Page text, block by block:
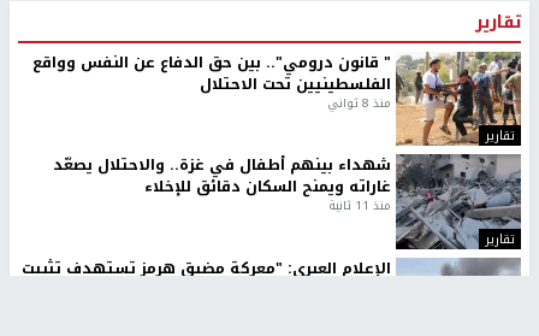
تقارير
تقارير
" قانون درومي".. بين حق الدفاع عن النفس وواقع
الفلسطينيين تحت الاحتلال
منذ 8 ثواني
تقارير
شهداء بينهم أطفال في غزة.. والاحتلال يصعّد
غاراته ويمنح السكان دقائق للإخلاء
منذ 11 ثانية
الإعلام العبري: "معركة مضيق هرمز تستهدف تثبيت